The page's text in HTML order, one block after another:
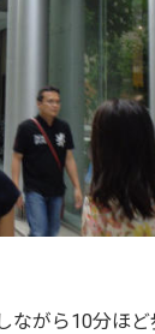
ながら10分ほど